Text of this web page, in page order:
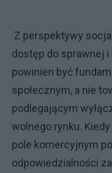
Z perspektywy
dostęp do sprawnej
powinien być
społecznym, a nie
podlegającym
wolnego rynku.
pole komercyjnym
odpowiedzialności